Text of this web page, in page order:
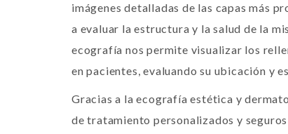
imágenes detalladas de las capas más
a evaluar la estructura y la salud de la
ecografía nos permite visualizar los
en pacientes, evaluando su ubicación y
Gracias a la ecografía estética y
de tratamiento personalizados y